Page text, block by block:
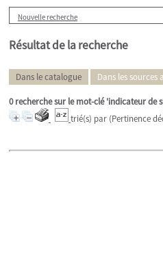
Nouvelle recherche
Résultat de la recherche
Dans le catalogue Dans les sources
0recherche sur le mot-clé'indicateur de
trié(s) par (Pertinence